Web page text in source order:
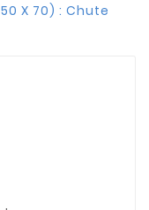
50 X 70) : Chute